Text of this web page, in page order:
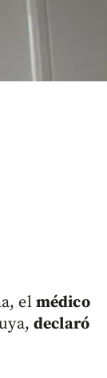
el médico
declaró